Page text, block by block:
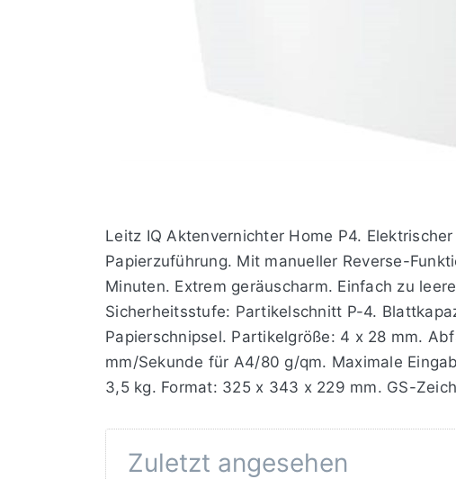
Leitz IQ Aktenvernichter Home P4.
Papierzuführung. Mit manueller Reverse-
Minuten. Extrem geräuscharm. Einfach zu
Sicherheitsstufe: Partikelschnitt P-4.
Papierschnipsel. Partikelgröße: 4 x 28 mm.
mm/Sekunde für A4/80 g/qm. Maximale
3,5 kg. Format: 325 x 343 x 229 mm. GS-
Zuletzt angesehen